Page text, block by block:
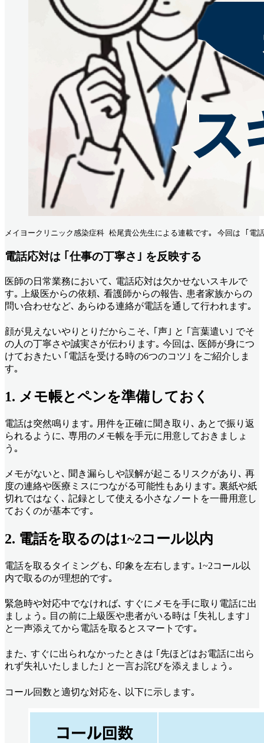
メイヨークリニック感染症科 松尾貴公先生による連載です｡ 今回は ｢
電話応対は ｢仕事の丁寧さ｣ を反映する
医師の日常業務において､ 電話応対は欠かせないスキルで
す｡ 上級医からの依頼､ 看護師からの報告､ 患者家族からの
問い合わせなど､ あらゆる連絡が電話を通して行われます｡
顔が見えないやりとりだからこそ､ ｢声｣ と ｢言葉遣い｣ でそ
の人の丁寧さや誠実さが伝わります｡ 今回は､ 医師が身につ
けておきたい ｢電話を受ける時の6つのコツ｣ をご紹介しま
す｡
1. メモ帳とペンを準備しておく
電話は突然鳴ります｡ 用件を正確に聞き取り､ あとで振り返
られるように､ 専用のメモ帳を手元に用意しておきましょ
う｡
メモがないと､ 聞き漏らしや誤解が起こるリスクがあり､ 再
度の連絡や医療ミスにつながる可能性もあります｡ 裏紙や紙
切れではなく､ 記録として使える小さなノートを一冊用意し
ておくのが基本です｡
2. 電話を取るのは1~2コール以内
電話を取るタイミングも､ 印象を左右します｡ 1~2コール以
内で取るのが理想的です｡
緊急時や対応中でなければ､ すぐにメモを手に取り電話に出
ましょう｡ 目の前に上級医や患者がいる時は ｢失礼します｣
と一声添えてから電話を取るとスマートです｡
また､ すぐに出られなかったときは ｢先ほどはお電話に出ら
れず失礼いたしました｣ と一言お詫びを添えましょう｡
コール回数と適切な対応を､ 以下に示します｡